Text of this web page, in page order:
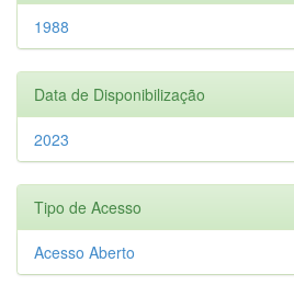
1988
Data de Disponibilização
2023
Tipo de Acesso
Acesso Aberto